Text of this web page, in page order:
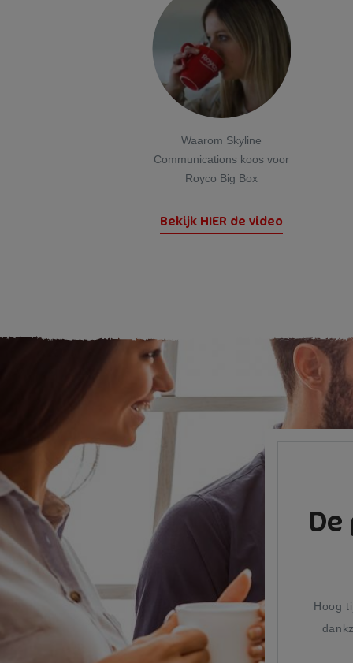
Waarom Skyline
Communications koos voor
Royco Big Box
Bekijk HIER de video
Hoog